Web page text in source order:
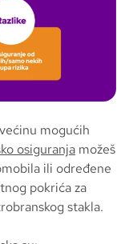
mogućih
osiguranja možeš
ili određene
pokrića za
stakla.